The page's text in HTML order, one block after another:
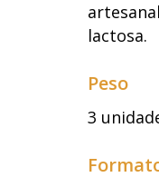
lactosa.
Peso
3